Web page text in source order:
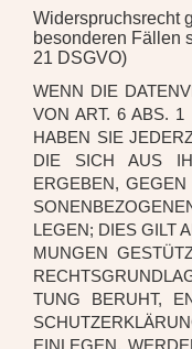
Widerspruchsrecht
besonderen Fällen
21 DSGVO)
WENN DIE
VON ART. 6 ABS. 1
HABEN SIE
DIE SICH AUS
ERGE­BEN,
LE­GEN; DIES GILT
MUN­GEN
TUNG BERUHT,
EIN­LE­GEN,